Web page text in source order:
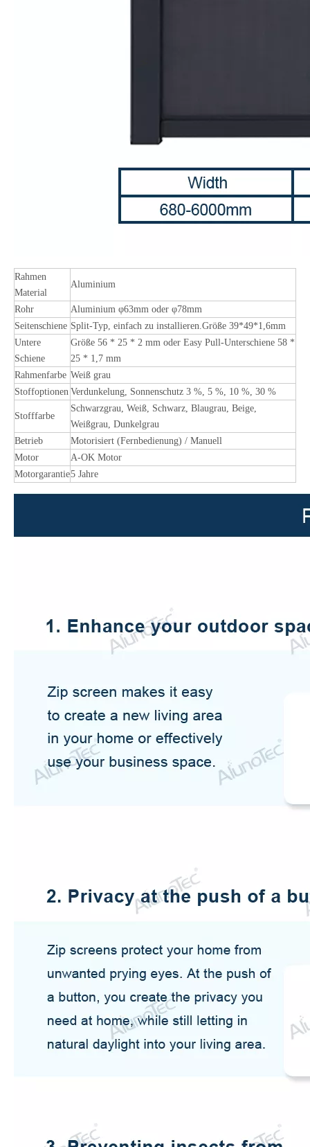
Rahmen
Material
Aluminium
Rohr
Aluminium φ63mm oder φ78mm
Seitenschiene Split-Typ, einfach zu installieren.Größe 39*49*1,6mm
Untere
Schiene
Größe 56 * 25 * 2 mm oder Easy Pull-Unterschiene 58 *
25 * 1,7 mm
Rahmenfarbe Weiß grau
Stoffoptionen Verdunkelung, Sonnenschutz 3 %, 5 %, 10 %, 30 %
Stofffarbe
Schwarzgrau, Weiß, Schwarz, Blaugrau, Beige,
Weißgrau, Dunkelgrau
Betrieb
Motorisiert (Fernbedienung) / Manuell
Motor
A-OK Motor
Motorgarantie5 Jahre